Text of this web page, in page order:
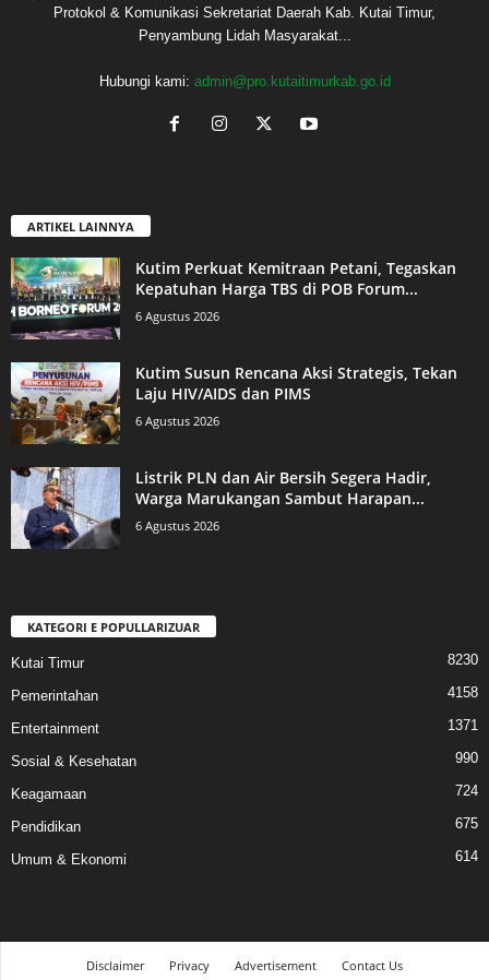
Protokol & Komunikasi Sekretariat Daerah Kab. Kutai Timur,
Penyambung Lidah Masyarakat...
Hubungi kami: admin@pro.kutaitimurkab.go.id
ARTIKEL LAINNYA
Kutim Perkuat Kemitraan Petani, Tegaskan
Kepatuhan Harga TBS di POB Forum...
6 Agustus 2026
Kutim Susun Rencana Aksi Strategis, Tekan
Laju HIV/AIDS dan PIMS
6 Agustus 2026
Listrik PLN dan Air Bersih Segera Hadir,
Warga Marukangan Sambut Harapan...
6 Agustus 2026
KATEGORI E POPULLARIZUAR
Kutai Timur 8230
Pemerintahan 4158
Entertainment 1371
Sosial & Kesehatan 990
Keagamaan 724
Pendidikan 675
Umum & Ekonomi 614
Disclaimer Privacy Advertisement Contact Us